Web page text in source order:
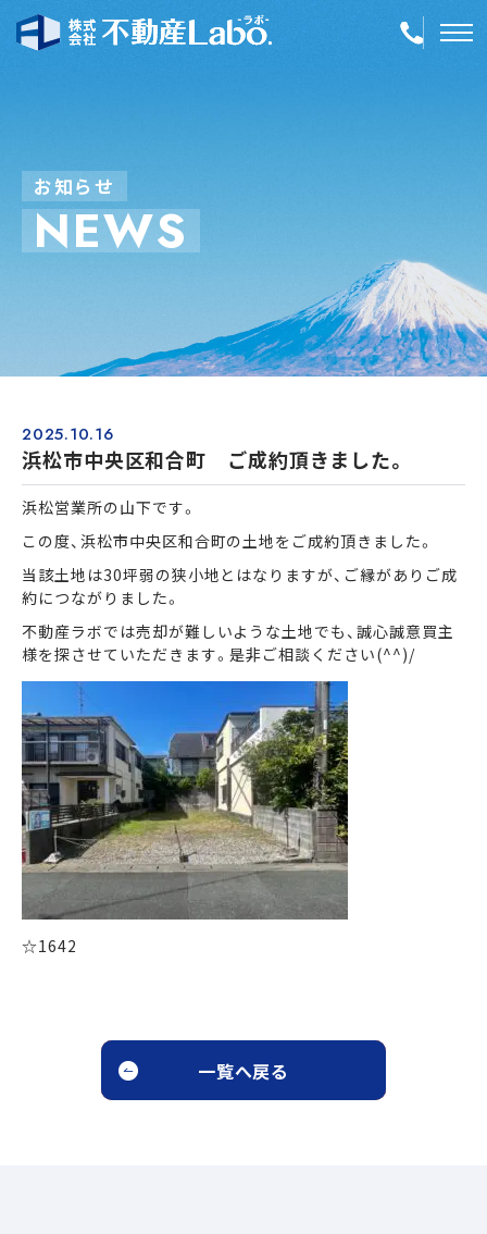
空き家再生
会社案内
店舗紹介
簡単！不動産査定
まずは何でもお気軽に
お問い合わせ・ご相談ください！
0120-41-1173
メールでお問い合わせ
LINEでお問い合わせ
お知らせ
NEWS
2025.10.16
浜松市中央区和合町 ご成約頂きました。
浜松営業所の山下です。
この度、浜松市中央区和合町の土地をご成約頂きました。
当該土地は30坪弱の狭小地とはなりますが、ご縁がありご成
約につながりました。
不動産ラボでは売却が難しいような土地でも、誠心誠意買主
様を探させていただきます。是非ご相談ください(^^)/
☆1642
一覧へ戻る